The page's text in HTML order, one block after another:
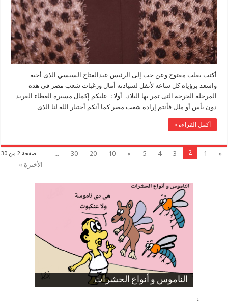
أكتب بقلب مفتوح وعن حب إلى الرئيس عبدالفتاح السيسي الذى أحبه
واسعد برؤياه كل ساعه لأنقل لسيادته أمال ورغبات شعب مصر فى هذه
المرحلة الحرجة التى تمر بها البلاد. أولا : عليكم إكمال مسيرة العطاء الفريد
دون يأس أو ملل فأنتم إرادة شعب مصر كما أنكم أختيار الله لنا الذى …
أكمل القراءة »
صفحة 2 من 30 «
1
2
3
4
5
»
10
20
30
...
الأخيرة »
الناموس و أنواع الحشرات
الموظفين بعد ارتفاع الأسعار
ارتفاع نسبة الطلاق في مصر
صورة كاركاتيرية
صورة كاركاتيرية